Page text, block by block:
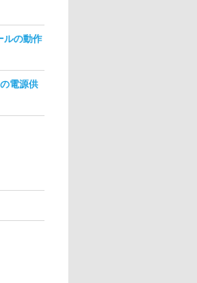
ルの動作
電源供